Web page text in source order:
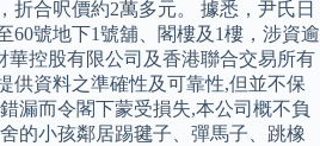
折合呎價約2萬多元。 據悉，尹氏日
60號地下1號舖、閣樓及1樓，涉資逾
華控股有限公司及香港聯合交易所有
供資料之準確性及可靠性,但並不保
漏而令閣下蒙受損失,本公司概不負
的小孩鄰居踢毽子、彈馬子、跳橡